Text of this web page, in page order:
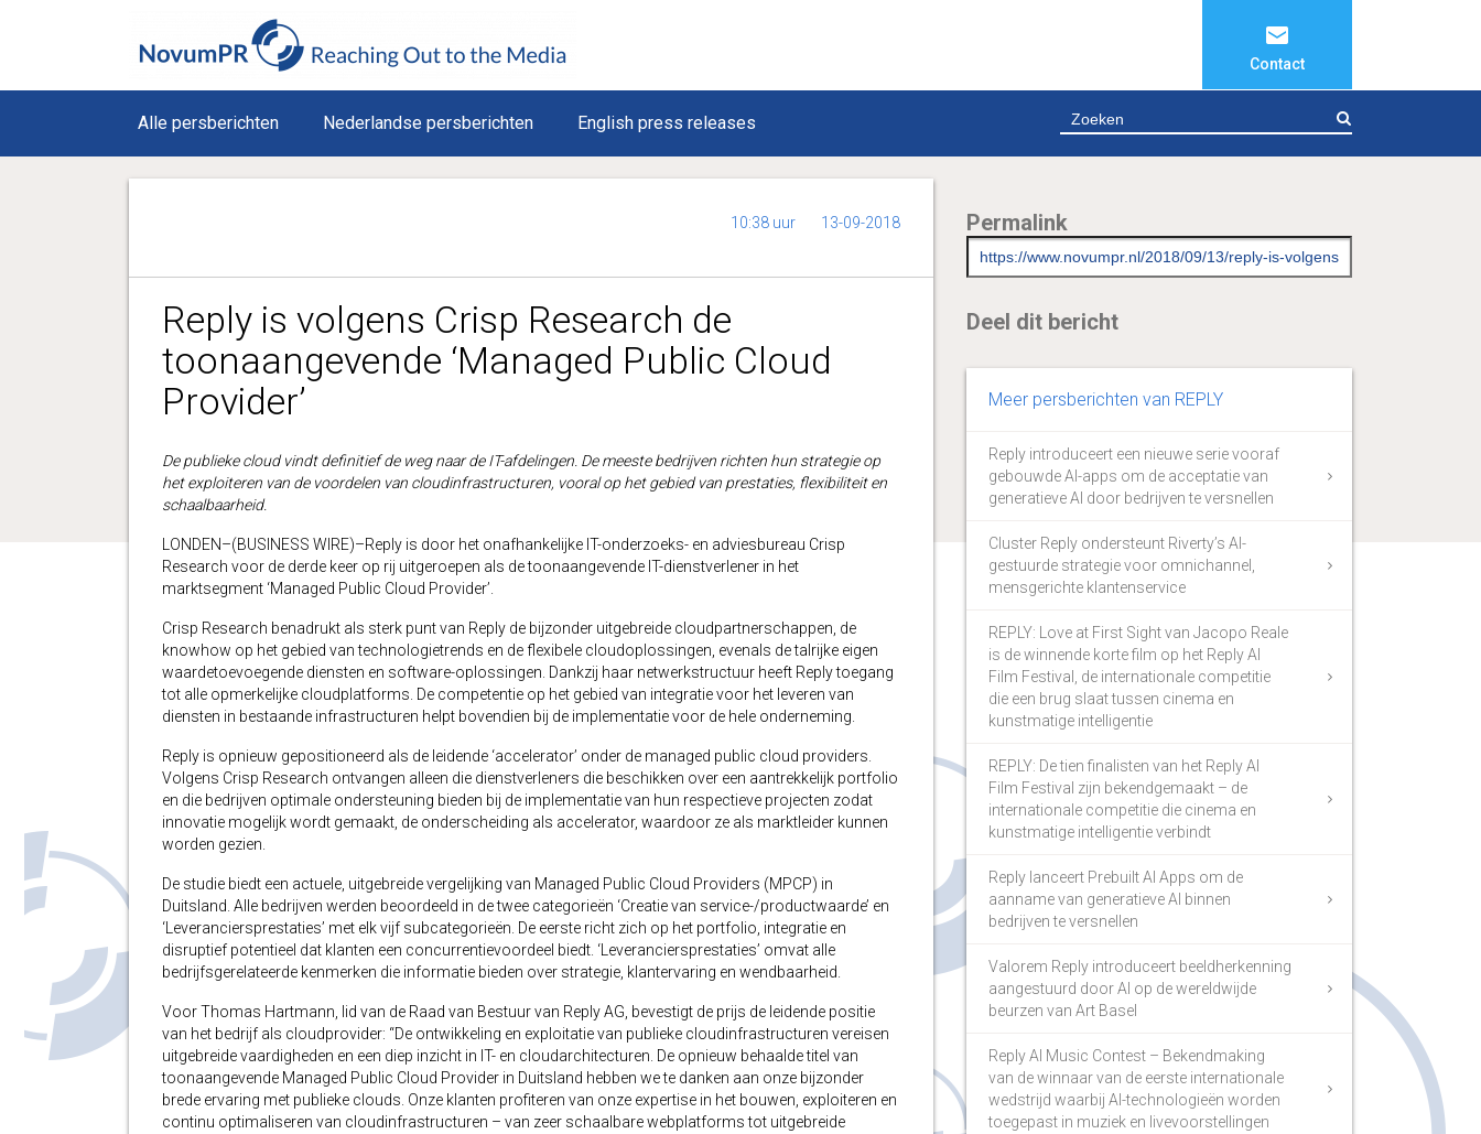
Contact
Alle persberichten Nederlandse persberichten English press releases
10:38 uur 13-09-2018
Reply is volgens Crisp Research de
toonaangevende ‘Managed Public Cloud
Provider’
De publieke cloud vindt definitief de weg naar de IT-afdelingen. De meeste bedrijven richten hun strategie op
het exploiteren van de voordelen van cloudinfrastructuren, vooral op het gebied van prestaties, flexibiliteit en
schaalbaarheid.
LONDEN–(BUSINESS WIRE)–Reply is door het onafhankelijke IT-onderzoeks- en adviesbureau Crisp
Research voor de derde keer op rij uitgeroepen als de toonaangevende IT-dienstverlener in het
marktsegment ‘Managed Public Cloud Provider’.
Crisp Research benadrukt als sterk punt van Reply de bijzonder uitgebreide cloudpartnerschappen, de
knowhow op het gebied van technologietrends en de flexibele cloudoplossingen, evenals de talrijke eigen
waardetoevoegende diensten en software-oplossingen. Dankzij haar netwerkstructuur heeft Reply toegang
tot alle opmerkelijke cloudplatforms. De competentie op het gebied van integratie voor het leveren van
diensten in bestaande infrastructuren helpt bovendien bij de implementatie voor de hele onderneming.
Reply is opnieuw gepositioneerd als de leidende ‘accelerator’ onder de managed public cloud providers.
Volgens Crisp Research ontvangen alleen die dienstverleners die beschikken over een aantrekkelijk portfolio
en die bedrijven optimale ondersteuning bieden bij de implementatie van hun respectieve projecten zodat
innovatie mogelijk wordt gemaakt, de onderscheiding als accelerator, waardoor ze als marktleider kunnen
worden gezien.
De studie biedt een actuele, uitgebreide vergelijking van Managed Public Cloud Providers (MPCP) in
Duitsland. Alle bedrijven werden beoordeeld in de twee categorieën ‘Creatie van service-/productwaarde’ en
‘Leveranciersprestaties’ met elk vijf subcategorieën. De eerste richt zich op het portfolio, integratie en
disruptief potentieel dat klanten een concurrentievoordeel biedt. ‘Leveranciersprestaties’ omvat alle
bedrijfsgerelateerde kenmerken die informatie bieden over strategie, klantervaring en wendbaarheid.
Voor Thomas Hartmann, lid van de Raad van Bestuur van Reply AG, bevestigt de prijs de leidende positie
van het bedrijf als cloudprovider: “De ontwikkeling en exploitatie van publieke cloudinfrastructuren vereisen
uitgebreide vaardigheden en een diep inzicht in IT- en cloudarchitecturen. De opnieuw behaalde titel van
toonaangevende Managed Public Cloud Provider in Duitsland hebben we te danken aan onze bijzonder
brede ervaring met publieke clouds. Onze klanten profiteren van onze expertise in het bouwen, exploiteren en
continu optimaliseren van cloudinfrastructuren – van zeer schaalbare webplatforms tot uitgebreide
Permalink
Deel dit bericht
Meer persberichten van REPLY
Reply introduceert een nieuwe serie vooraf
gebouwde AI-apps om de acceptatie van
generatieve AI door bedrijven te versnellen
Cluster Reply ondersteunt Riverty’s AI-
gestuurde strategie voor omnichannel,
mensgerichte klantenservice
REPLY: Love at First Sight van Jacopo Reale
is de winnende korte film op het Reply AI
Film Festival, de internationale competitie
die een brug slaat tussen cinema en
kunstmatige intelligentie
REPLY: De tien finalisten van het Reply AI
Film Festival zijn bekendgemaakt – de
internationale competitie die cinema en
kunstmatige intelligentie verbindt
Reply lanceert Prebuilt AI Apps om de
aanname van generatieve AI binnen
bedrijven te versnellen
Valorem Reply introduceert beeldherkenning
aangestuurd door AI op de wereldwijde
beurzen van Art Basel
Reply AI Music Contest – Bekendmaking
van de winnaar van de eerste internationale
wedstrijd waarbij AI-technologieën worden
toegepast in muziek en livevoorstellingen